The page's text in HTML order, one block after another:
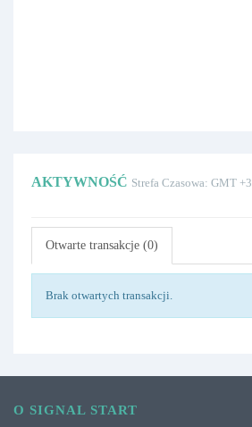
AKTYWNOŚĆ Strefa Czasowa: GMT +3
Otwarte transakcje (0)
Brak otwartych transakcji.
O SIGNAL START